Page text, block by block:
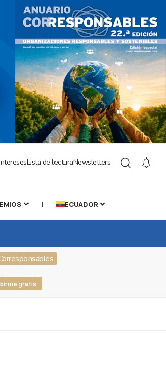
Lista de lecturaNewsletters
| ECUADOR
gratis